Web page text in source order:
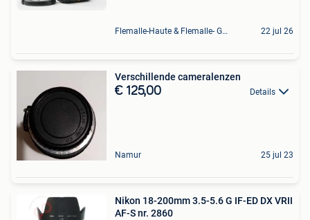
Flemalle-Haute & Flemalle- Grande & Partie Awirs 22 jul 26
Verschillende cameralenzen
€ 125,00 Details
Namur 25 jul 23
Nikon 18-200mm 3.5-5.6 G IF-ED DX VRII
AF-S nr. 2860